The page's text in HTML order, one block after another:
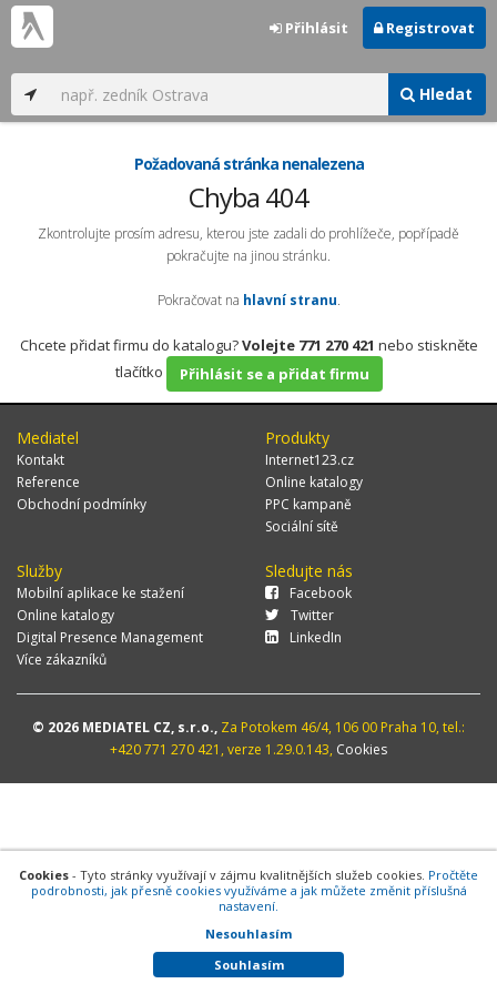
Hledat
Přihlásit Registrovat
Požadovaná stránka nenalezena
Chyba 404
Zkontrolujte prosím adresu, kterou jste zadali do prohlížeče, popřípadě
pokračujte na jinou stránku.
Pokračovat na hlavní stranu.
Chcete přidat firmu do katalogu?Volejte 771 270 421 nebo stiskněte
tlačítko
Přihlásit se a přidat firmu
Mediatel
Kontakt
Reference
Obchodní podmínky
Produkty
Internet123.cz
Online katalogy
PPC kampaně
Sociální sítě
Služby
Mobilní aplikace ke stažení
Online katalogy
Digital Presence Management
Více zákazníků
Sledujte nás
Facebook
Twitter
LinkedIn
© 2026 MEDIATEL CZ, s.r.o., Za Potokem 46/4, 106 00 Praha 10, tel.:
+420 771 270 421, verze 1.29.0.143, Cookies
Cookies - Tyto stránky využívají v zájmu kvalitnějších služeb cookies. Pročtěte
podrobnosti, jak přesně cookies využíváme a jak můžete změnit příslušná
nastavení.
Nesouhlasím
Souhlasím